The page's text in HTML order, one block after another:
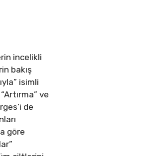
incelikli
bakış
isimli
ve
de
göre